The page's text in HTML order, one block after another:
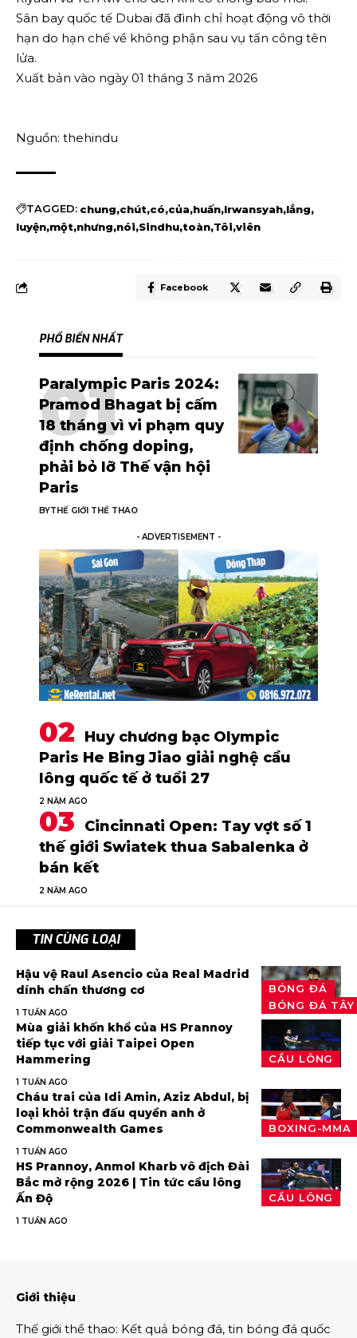
Sân bay quốc tế Dubai đã đình chỉ hoạt động vô thời
hạn do hạn chế về không phận sau vụ tấn công tên
lửa.
Xuất bản vào ngày 01 tháng 3 năm 2026
Nguồn: thehindu
TAGGED: chung chút có của huấn Irwansyah lắng
luyện một nhưng nói Sindhu toàn Tôi viên
Facebook
PHỔ BIẾN NHẤT
Paralympic Paris 2024:
Pramod Bhagat bị cấm
18 tháng vì vi phạm quy
định chống doping,
phải bỏ lỡ Thế vận hội
Paris
BYTHẾ GIỚI THỂ THAO
- ADVERTISEMENT -
Huy chương bạc Olympic
Paris He Bing Jiao giải nghệ cầu
lông quốc tế ở tuổi 27
2 NĂM AGO
Cincinnati Open: Tay vợt số 1
thế giới Swiatek thua Sabalenka ở
bán kết
2 NĂM AGO
TIN CÙNG LOẠI
BÓNG ĐÁ
BÓNG ĐÁ
Hậu vệ Raul Asencio của Real Madrid
dính chấn thương cơ
1 TUẦN AGO
CẦU LÔNG
Mùa giải khốn khổ của HS Prannoy
tiếp tục với giải Taipei Open
Hammering
1 TUẦN AGO
BOXING-MMA
Cháu trai của Idi Amin, Aziz Abdul, bị
loại khỏi trận đấu quyền anh ở
Commonwealth Games
1 TUẦN AGO
CẦU LÔNG
HS Prannoy, Anmol Kharb vô địch Đài
Bắc mở rộng 2026 | Tin tức cầu lông
Ấn Độ
1 TUẦN AGO
Giới thiệu
Thế giới thể thao: Kết quả bóng đá, tin bóng đá quốc